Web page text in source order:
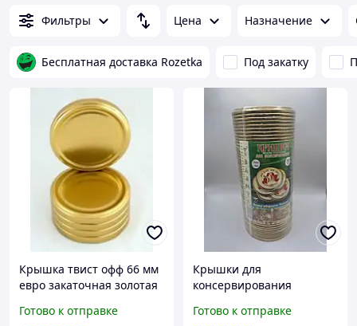
Фильтры Цена Назначение
Бесплатная доставка Rozetka Под закатку
Крышка твист офф 66 мм
евро закаточная золотая
Готово к отправке
Крышки для
консервирования
50 шт / уп
Готово к отправке